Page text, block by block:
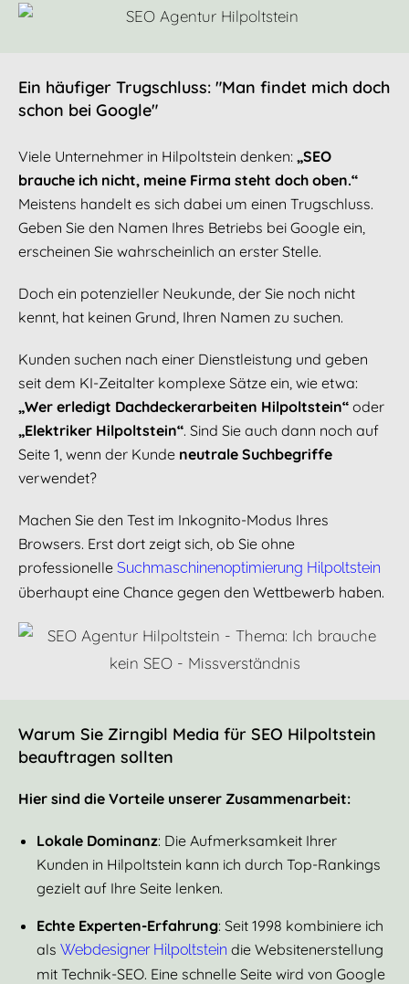
Ein häufiger Trugschluss: "Man findet mich doch
schon bei Google"
Viele Unternehmer in Hilpoltstein denken: „SEO
brauche ich nicht, meine Firma steht doch oben.“
Meistens handelt es sich dabei um einen Trugschluss.
Geben Sie den Namen Ihres Betriebs bei Google ein,
erscheinen Sie wahrscheinlich an erster Stelle.
Doch ein potenzieller Neukunde, der Sie noch nicht
kennt, hat keinen Grund, Ihren Namen zu suchen.
Kunden suchen nach einer Dienstleistung und geben
seit dem KI-Zeitalter komplexe Sätze ein, wie etwa:
„Wer erledigt Dachdeckerarbeiten Hilpoltstein“ oder
„Elektriker Hilpoltstein“. Sind Sie auch dann noch auf
Seite 1, wenn der Kunde neutrale Suchbegriffe
verwendet?
Machen Sie den Test im Inkognito-Modus Ihres
Browsers. Erst dort zeigt sich, ob Sie ohne
professionelle Suchmaschinenoptimierung Hilpoltstein
überhaupt eine Chance gegen den Wettbewerb haben.
Warum Sie Zirngibl Media für SEO Hilpoltstein
beauftragen sollten
Hier sind die Vorteile unserer Zusammenarbeit:
Lokale Dominanz: Die Aufmerksamkeit Ihrer
Kunden in Hilpoltstein kann ich durch Top-Rankings
gezielt auf Ihre Seite lenken.
Echte Experten-Erfahrung: Seit 1998 kombiniere ich
als Webdesigner Hilpoltstein die Websitenerstellung
mit Technik-SEO. Eine schnelle Seite wird von Google